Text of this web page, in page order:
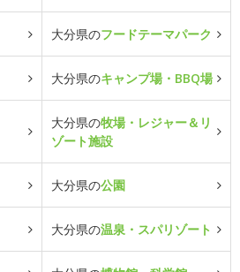
大分県のフードテーマパーク
大分県のキャンプ場・BBQ場
大分県の牧場・レジャー＆リ
ゾート施設
大分県の公園
大分県の温泉・スパリゾート